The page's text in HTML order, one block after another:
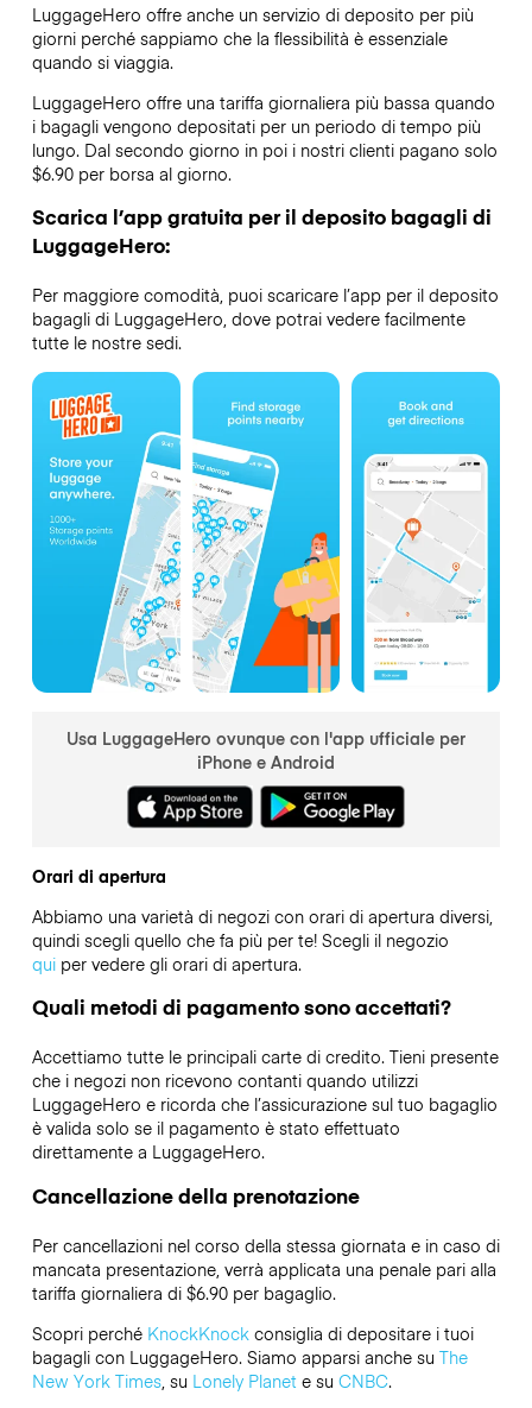
LuggageHero offre anche un servizio di deposito per più
giorni perché sappiamo che la flessibilità è essenziale
quando si viaggia.
LuggageHero offre una tariffa giornaliera più bassa quando
i bagagli vengono depositati per un periodo di tempo più
lungo. Dal secondo giorno in poi i nostri clienti pagano solo
$6.90 per borsa al giorno.
Scarica l’app gratuita per il deposito bagagli di
LuggageHero:
Per maggiore comodità, puoi scaricare l’app per il deposito
bagagli di LuggageHero, dove potrai vedere facilmente
tutte le nostre sedi.
Usa LuggageHero ovunque con l'app ufficiale per
iPhone e Android
Orari di apertura
Abbiamo una varietà di negozi con orari di apertura diversi,
quindi scegli quello che fa più per te! Scegli il negozio
quiper vedere gli orari di apertura.
Quali metodi di pagamento sono accettati?
Accettiamo tutte le principali carte di credito. Tieni presente
che i negozi non ricevono contanti quando utilizzi
LuggageHero e ricorda che l’assicurazione sul tuo bagaglio
è valida solo se il pagamento è stato effettuato
direttamente a LuggageHero.
Cancellazione della prenotazione
Per cancellazioni nel corso della stessa giornata e in caso di
mancata presentazione, verrà applicata una penale pari alla
tariffa giornaliera di $6.90 per bagaglio.
Scopri perché KnockKnockconsiglia di depositare i tuoi
bagagli con LuggageHero. Siamo apparsi anche su The
New York Times, su Lonely Planete su CNBC.